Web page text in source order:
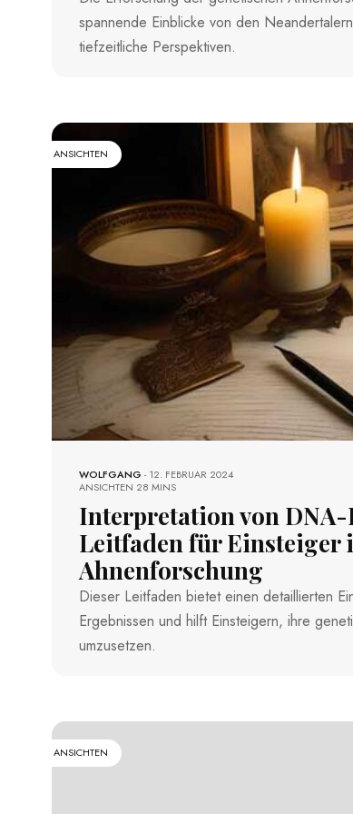
spannende Einblicke von den
tiefzeitliche Perspektiven.
ANSICHTEN
WOLFGANG -12. FEBRUAR 2024
ANSICHTEN 28 MINS
Interpretation von
Leitfaden für Einsteiger
Ahnenforschung
Dieser Leitfaden bietet einen detaillierten
Ergebnissen und hilft Einsteigern, ihre
umzusetzen.
ANSICHTEN